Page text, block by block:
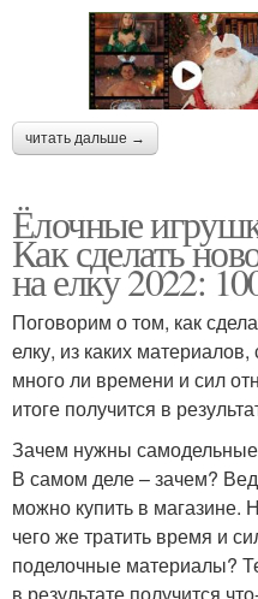
читать дальше →
Ёлочные
Как сделать
на елку 2022:
Поговорим о том, как
елку, из каких
много ли времени и сил
итоге получится в
Зачем нужны
В самом деле – зачем?
можно купить в магазине.
чего же тратить время и
поделочные материалы?